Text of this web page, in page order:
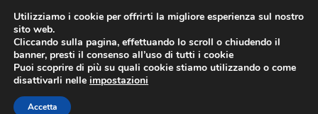
Vai
contenuto
Utilizziamo i cookie per offrirti la migliore esperienza sul nostro
sito web.
Cliccando sulla pagina, effettuando lo scroll o chiudendo il
banner, presti il consenso all’uso di tutti i cookie
Puoi scoprire di più su quali cookie stiamo utilizzando o come
disattivarli nelle impostazioni
Accetta